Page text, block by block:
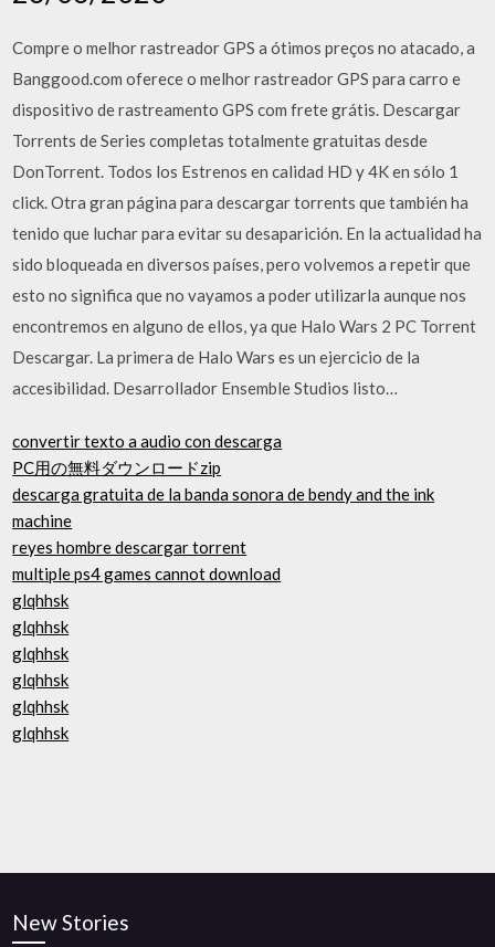
Compre o melhor rastreador GPS a ótimos preços no atacado, a
Banggood.com oferece o melhor rastreador GPS para carro e
dispositivo de rastreamento GPS com frete grátis. Descargar
Torrents de Series completas totalmente gratuitas desde
DonTorrent. Todos los Estrenos en calidad HD y 4K en sólo 1
click. Otra gran página para descargar torrents que también ha
tenido que luchar para evitar su desaparición. En la actualidad ha
sido bloqueada en diversos países, pero volvemos a repetir que
esto no significa que no vayamos a poder utilizarla aunque nos
encontremos en alguno de ellos, ya que Halo Wars 2 PC Torrent
Descargar. La primera de Halo Wars es un ejercicio de la
accesibilidad. Desarrollador Ensemble Studios listo…
convertir texto a audio con descarga
PC用の無料ダウンロードzip
descarga gratuita de la banda sonora de bendy and the ink
machine
reyes hombre descargar torrent
multiple ps4 games cannot download
glqhhsk
glqhhsk
glqhhsk
glqhhsk
glqhhsk
glqhhsk
New Stories